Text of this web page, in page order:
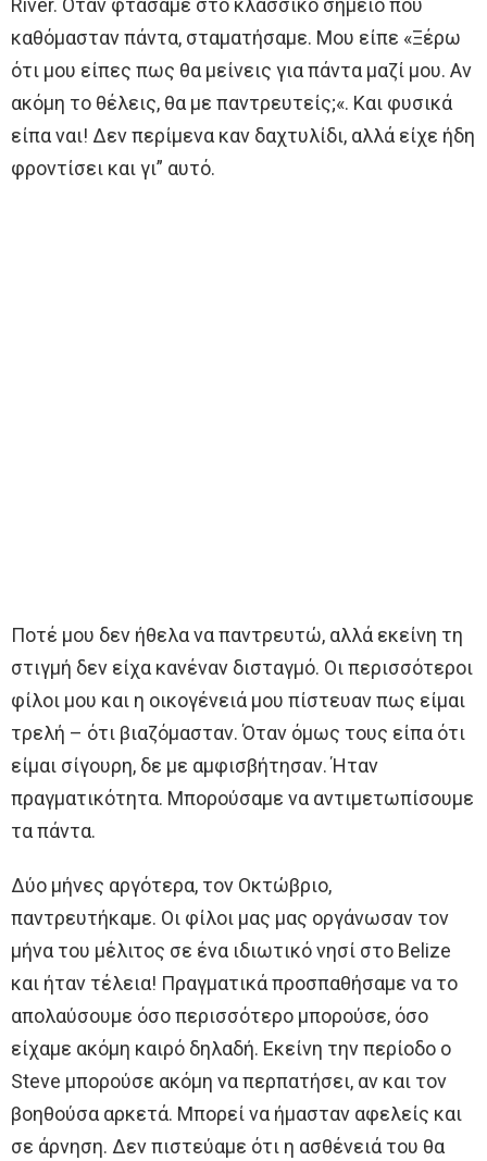
River. Όταν φτάσαμε στο κλασσικό σημείο που
καθόμασταν πάντα, σταματήσαμε. Μου είπε «Ξέρω
ότι μου είπες πως θα μείνεις για πάντα μαζί μου. Αν
ακόμη το θέλεις, θα με παντρευτείς;«. Και φυσικά
είπα ναι! Δεν περίμενα καν δαχτυλίδι, αλλά είχε ήδη
φροντίσει και γι” αυτό.
Ποτέ μου δεν ήθελα να παντρευτώ, αλλά εκείνη τη
στιγμή δεν είχα κανέναν δισταγμό. Οι περισσότεροι
φίλοι μου και η οικογένειά μου πίστευαν πως είμαι
τρελή – ότι βιαζόμασταν. Όταν όμως τους είπα ότι
είμαι σίγουρη, δε με αμφισβήτησαν. Ήταν
πραγματικότητα. Μπορούσαμε να αντιμετωπίσουμε
τα πάντα.
Δύο μήνες αργότερα, τον Οκτώβριο,
παντρευτήκαμε. Οι φίλοι μας μας οργάνωσαν τον
μήνα του μέλιτος σε ένα ιδιωτικό νησί στο Belize
και ήταν τέλεια! Πραγματικά προσπαθήσαμε να το
απολαύσουμε όσο περισσότερο μπορούσε, όσο
είχαμε ακόμη καιρό δηλαδή. Εκείνη την περίοδο ο
Steve μπορούσε ακόμη να περπατήσει, αν και τον
βοηθούσα αρκετά. Μπορεί να ήμασταν αφελείς και
σε άρνηση. Δεν πιστεύαμε ότι η ασθένειά του θα